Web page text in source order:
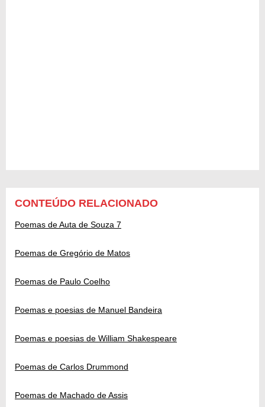
CONTEÚDO RELACIONADO
Poemas de Auta de Souza 7
Poemas de Gregório de Matos
Poemas de Paulo Coelho
Poemas e poesias de Manuel Bandeira
Poemas e poesias de William Shakespeare
Poemas de Carlos Drummond
Poemas de Machado de Assis